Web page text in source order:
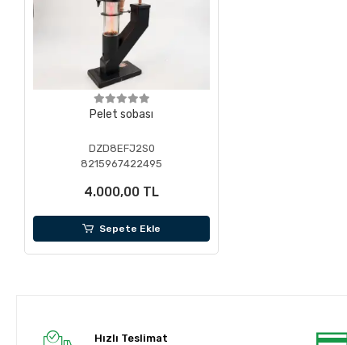
Pelet sobası
DZD8EFJ2S0
8215967422495
4.000,00 TL
Sepete Ekle
Hızlı Teslimat